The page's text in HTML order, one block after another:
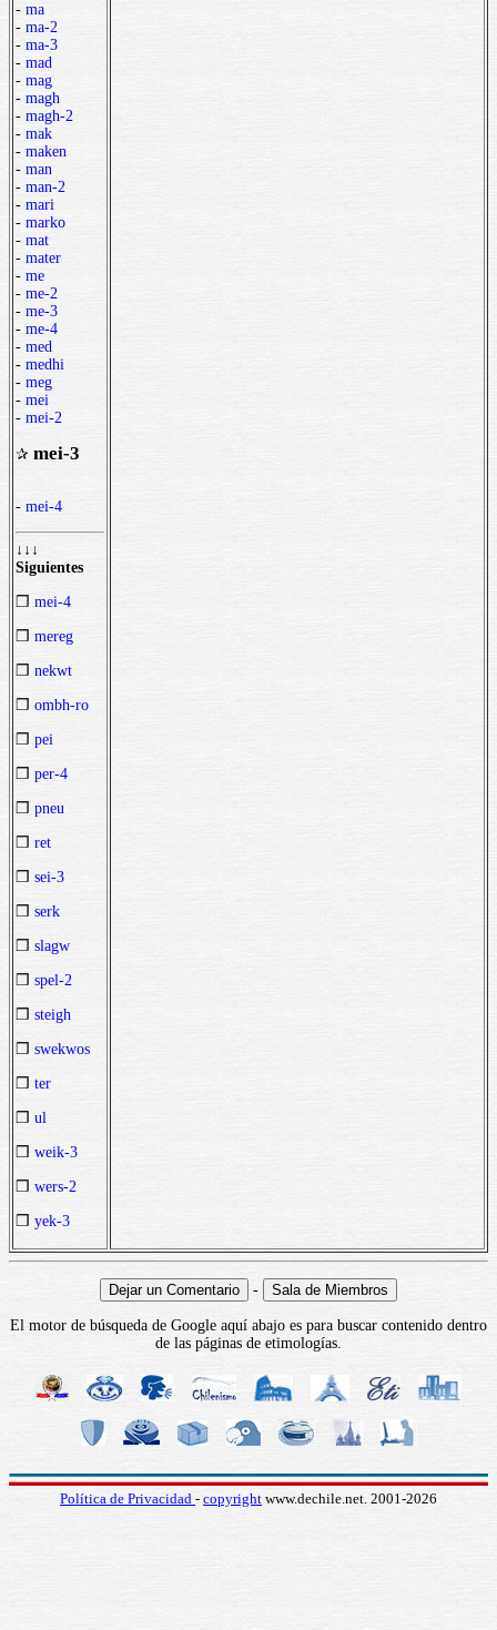
- ma
- ma-2
- ma-3
- mad
- mag
- magh
- magh-2
- mak
- maken
- man
- man-2
- mari
- marko
- mat
- mater
- me
- me-2
- me-3
- me-4
- med
- medhi
- meg
- mei
- mei-2
✰ mei-3
- mei-4
↓↓↓
Siguientes
❒ mei-4
❒ mereg
❒ nekwt
❒ ombh-ro
❒ pei
❒ per-4
❒ pneu
❒ ret
❒ sei-3
❒ serk
❒ slagw
❒ spel-2
❒ steigh
❒ swekwos
❒ ter
❒ ul
❒ weik-3
❒ wers-2
❒ yek-3
-
El motor de búsqueda de Google aquí abajo es para buscar contenido dentro
de las páginas de etimologías.
Política de Privacidad - copyright www.dechile.net. 2001-2026